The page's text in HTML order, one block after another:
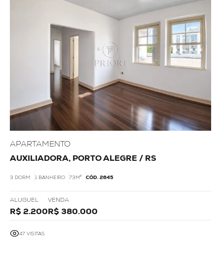
APARTAMENTO
AUXILIADORA, PORTO ALEGRE / RS
3 DORM. 1 BANHEIRO 73M² CÓD. 2645
ALUGUEL
R$ 2.200
VENDA
R$ 380.000
47 VISITAS